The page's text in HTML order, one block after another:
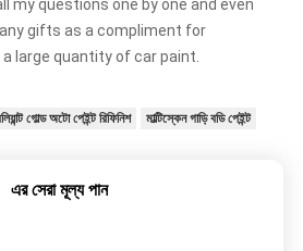
my questions one by one and even
gifts as a compliment for
large quantity of car paint.
গোল্ড অটো পেইন্ট রিফিনিশ মাল্টিস্কেন গাড়ি বডি পেইন্ট
এর সেরা মূল্য পান